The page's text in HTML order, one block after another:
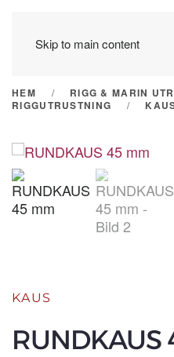
Skip to main content
HEM RIGG & MARIN
RIGGUTRUSTNING
KAUS